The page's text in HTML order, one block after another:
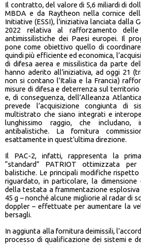
Il contratto, del valore di 5,6 miliardi di
MBDA e da Raytheon nella cornice
Initiative (ESSI), l’iniziativa lanciata dalla
2022 relativa al rafforzamento
antimissilistiche dei Paesi europei. Il
pone come obiettivo quello di
quindi più efficiente ed economica,
di difesa aerea e missilistica da parte
hanno aderito all’iniziativa, ad oggi 21
non si contano l’Italia e la Francia)
misure di difesa e deterrenza sul
e, di conseguenza, dell’Alleanza
prevede l’acquisizione congiunta di
multistrato che siano integrati e
lunghissimo raggio, che includano,
antibalistiche. La fornitura
esattamente in quest’ultima direzione.
Il PAC-2, infatti, rappresenta la
“standard” PATRIOT ottimizzata per
balistiche. Le principali modifiche
riguardato, in particolare, la dimensione
della testata a frammentazione
45 g – nonché alcune migliorie al radar di
doppler – effettuate per aumentare la
bersagli.
In aggiunta alla fornitura deimissili,
processo di qualificazione dei sistemi e